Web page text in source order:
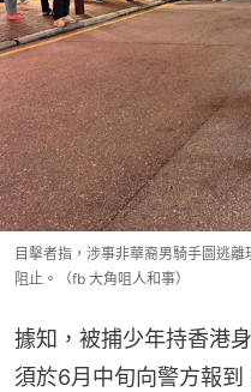
目擊者指，涉事非華裔男騎手圖逃
阻止。（fb 大角咀人和事）
據知，被捕少年持香港
須於6月中旬向警方報